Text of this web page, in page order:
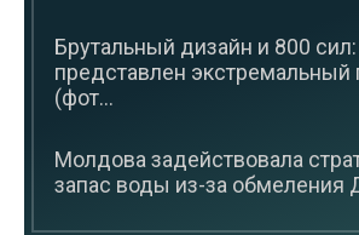
Брутальный дизайн и 800 сил:
представлен экстремальный
(фот...
Молдова задействовала
запас воды из-за обмеления